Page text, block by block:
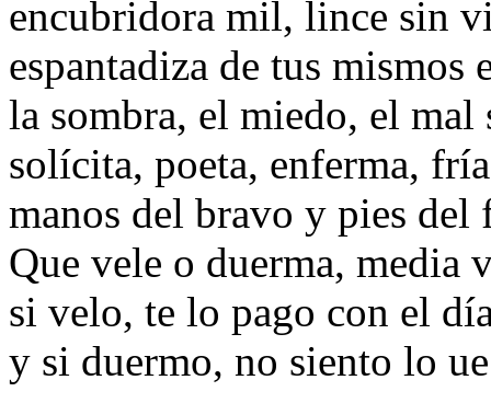
encubridora mil, lince sin
espantadiza de tus mismos
la sombra, el miedo, el mal
solícita, poeta, enferma,
manos del bravo y pies
Que vele o duerma, media
si velo, te lo pago con el
y si duermo, no siento lo